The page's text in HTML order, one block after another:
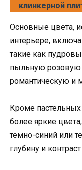
клинкерной
Основные цвета,
интерьере,
такие как
пыльную розовую
романтическую и
Кроме
более яркие
темно-синий или
глубину и